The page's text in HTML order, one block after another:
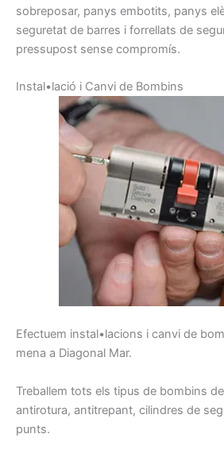
sobreposar, panys embotits, panys
seguretat de barres i forrellats de
pressupost sense compromís.
Instal•lació i Canvi de Bombins
Efectuem instal•lacions i canvi de
mena a Diagonal Mar.
Treballem tots els tipus de bombins de
antirotura, antitrepant, cilindres de
punts.